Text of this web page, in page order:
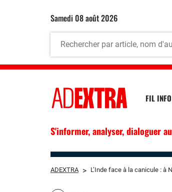
samedi 08 août 2026
FIL INFO
S'informer, analyser, dialoguer
ADEXTRA > L’Inde face à la canicule : à